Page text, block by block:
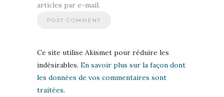
articles par e-mail.
Ce site utilise Akismet pour réduire les
indésirables. En savoir plus sur la façon dont
les données de vos commentaires sont
traitées.